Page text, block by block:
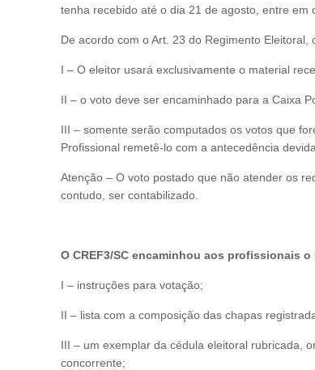
tenha recebido até o dia 21 de agosto, entre em
De acordo com o Art. 23 do Regimento
I – O eleitor usará exclusivamente o material
II – o voto deve ser encaminhado para a Caixa
III – somente serão computados os votos que
Profissional remetê-lo com a antecedência devida.
Atenção – O voto postado que não atender os
contudo, ser contabilizado.
O CREF3/SC encaminhou aos profissionais
I – instruções para votação;
II – lista com a composição das chapas
III – um exemplar da cédula eleitoral rubricada,
concorrente;